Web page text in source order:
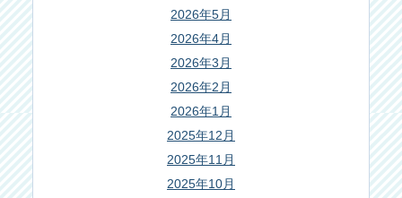
2026年5月
2026年4月
2026年3月
2026年2月
2026年1月
2025年12月
2025年11月
2025年10月